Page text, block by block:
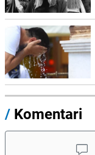
/ Komentari